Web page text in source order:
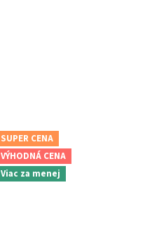
SUPER CENA
VÝHODNÁ CENA
Viac za menej